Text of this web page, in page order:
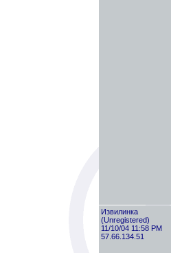
Извилинка
(Unregistered)
11/10/04 11:58 PM
57.66.134.51